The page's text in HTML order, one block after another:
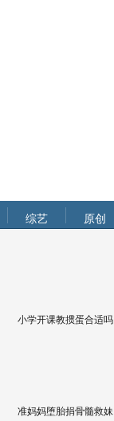
综艺 原创
小学开课教掼蛋合适吗
准妈妈堕胎捐骨髓救妹